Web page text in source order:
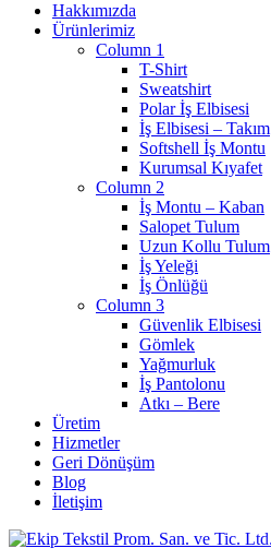
Hakkımızda
Ürünlerimiz
Column 1
T-Shirt
Sweatshirt
Polar İş Elbisesi
İş Elbisesi – Takım
Softshell İş Montu
Kurumsal Kıyafet
Column 2
İş Montu – Kaban
Salopet Tulum
Uzun Kollu Tulum
İş Yeleği
İş Önlüğü
Column 3
Güvenlik Elbisesi
Gömlek
Yağmurluk
İş Pantolonu
Atkı – Bere
Üretim
Hizmetler
Geri Dönüşüm
Blog
İletişim